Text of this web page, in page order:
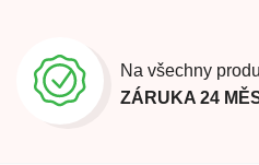
Na všechny
ZÁRUKA 24